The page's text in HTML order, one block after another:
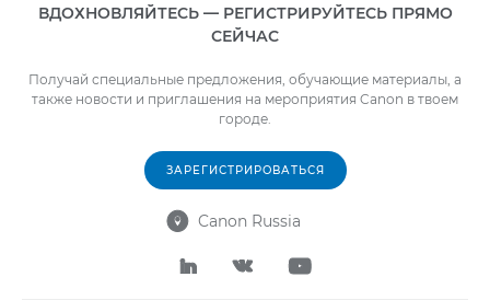
ВДОХНОВЛЯЙТЕСЬ — РЕГИСТРИРУЙТЕСЬ ПРЯМО
СЕЙЧАС
Получай специальные предложения, обучающие материалы, а
также новости и приглашения на мероприятия Canon в твоем
городе.
ЗАРЕГИСТРИРОВАТЬСЯ
 Canon Russia
  